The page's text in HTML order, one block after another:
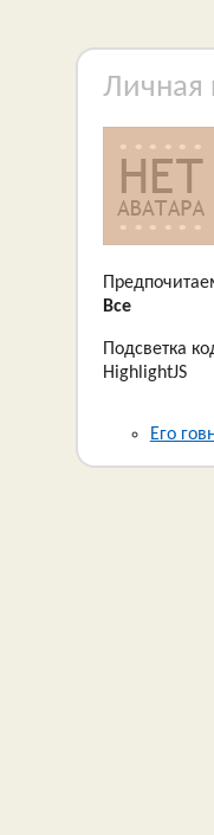
Личная
Все
Подсветка
HighlightJS
Его